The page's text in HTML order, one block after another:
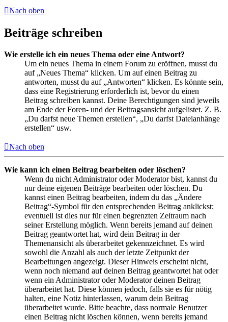
Nach oben
Beiträge schreiben
Wie erstelle ich ein neues Thema oder eine Antwort?
Um ein neues Thema in einem Forum zu eröffnen, musst du
auf „Neues Thema“ klicken. Um auf einen Beitrag zu
antworten, musst du auf „Antworten“ klicken. Es könnte sein,
dass eine Registrierung erforderlich ist, bevor du einen
Beitrag schreiben kannst. Deine Berechtigungen sind jeweils
am Ende der Foren- und der Beitragsansicht aufgelistet. Z. B.
„Du darfst neue Themen erstellen“, „Du darfst Dateianhänge
erstellen“ usw.
Nach oben
Wie kann ich einen Beitrag bearbeiten oder löschen?
Wenn du nicht Administrator oder Moderator bist, kannst du
nur deine eigenen Beiträge bearbeiten oder löschen. Du
kannst einen Beitrag bearbeiten, indem du das „Ändere
Beitrag“-Symbol für den entsprechenden Beitrag anklickst;
eventuell ist dies nur für einen begrenzten Zeitraum nach
seiner Erstellung möglich. Wenn bereits jemand auf deinen
Beitrag geantwortet hat, wird dein Beitrag in der
Themenansicht als überarbeitet gekennzeichnet. Es wird
sowohl die Anzahl als auch der letzte Zeitpunkt der
Bearbeitungen angezeigt. Dieser Hinweis erscheint nicht,
wenn noch niemand auf deinen Beitrag geantwortet hat oder
wenn ein Administrator oder Moderator deinen Beitrag
überarbeitet hat. Diese können jedoch, falls sie es für nötig
halten, eine Notiz hinterlassen, warum dein Beitrag
überarbeitet wurde. Bitte beachte, dass normale Benutzer
einen Beitrag nicht löschen können, wenn bereits jemand